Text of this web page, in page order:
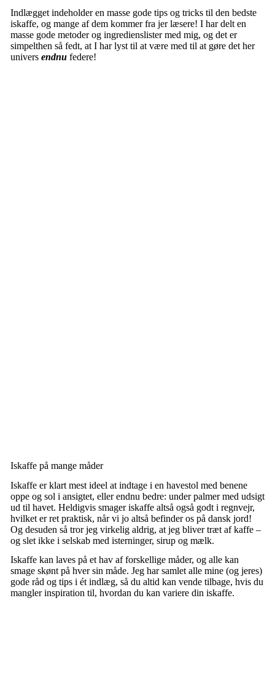
Indlægget indeholder en masse gode tips og tricks til den bedste
iskaffe, og mange af dem kommer fra jer læsere! I har delt en
masse gode metoder og ingredienslister med mig, og det er
simpelthen så fedt, at I har lyst til at være med til at gøre det her
univers endnu federe!
Iskaffe på mange måder
Iskaffe er klart mest ideel at indtage i en havestol med benene
oppe og sol i ansigtet, eller endnu bedre: under palmer med udsigt
ud til havet. Heldigvis smager iskaffe altså også godt i regnvejr,
hvilket er ret praktisk, når vi jo altså befinder os på dansk jord!
Og desuden så tror jeg virkelig aldrig, at jeg bliver træt af kaffe –
og slet ikke i selskab med isterninger, sirup og mælk.
Iskaffe kan laves på et hav af forskellige måder, og alle kan
smage skønt på hver sin måde. Jeg har samlet alle mine (og jeres)
gode råd og tips i ét indlæg, så du altid kan vende tilbage, hvis du
mangler inspiration til, hvordan du kan variere din iskaffe.